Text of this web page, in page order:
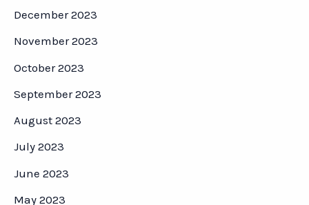
December 2023
November 2023
October 2023
September 2023
August 2023
July 2023
June 2023
May 2023